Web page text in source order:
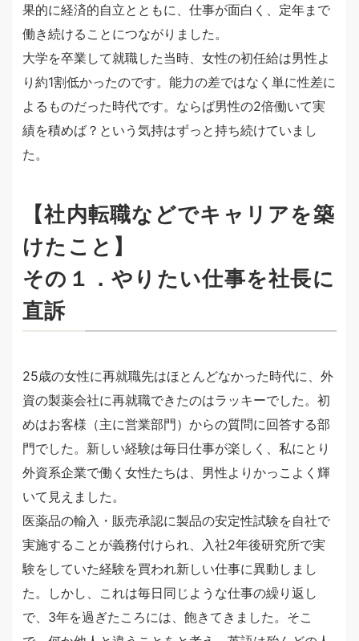
果的に経済的自立とともに、仕事が面白く、定年まで
働き続けることにつながりました。
大学を卒業して就職した当時、女性の初任給は男性よ
り約1割低かったのです。能力の差ではなく単に性差に
よるものだった時代です。ならば男性の2倍働いて実
績を積めば？という気持はずっと持ち続けていまし
た。
【社内転職などでキャリアを築
けたこと】
その１．やりたい仕事を社長に
直訴
25歳の女性に再就職先はほとんどなかった時代に、外
資の製薬会社に再就職できたのはラッキーでした。初
めはお客様（主に営業部門）からの質問に回答する部
門でした。新しい経験は毎日仕事が楽しく、私にとり
外資系企業で働く女性たちは、男性よりかっこよく輝
いて見えました。
医薬品の輸入・販売承認に製品の安定性試験を自社で
実施することが義務付けられ、入社2年後研究所で実
験をしていた経験を買われ新しい仕事に異動しまし
た。しかし、これは毎日同じような仕事の繰り返し
で、3年を過ぎたころには、飽きてきました。そこ